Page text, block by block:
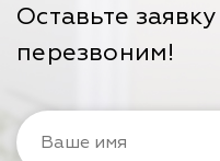
Оставьте
перезвоним!